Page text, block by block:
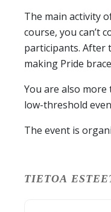
The main activity
course, you can’t
participants. After
making Pride
You are also more
low-threshold
The event is
TIETOA